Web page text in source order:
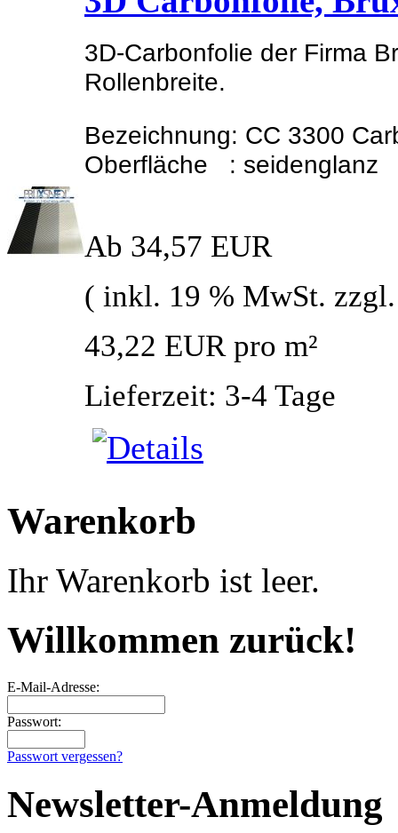
3D-Carbonfolie der Firma
Rollenbreite.
Bezeichnung: CC 3300
Oberfläche : seidenglanz
Ab 34,57 EUR
( inkl. 19 % MwSt.
43,22 EUR pro m²
Lieferzeit: 3-4 Tage
Warenkorb
Ihr Warenkorb ist leer.
Willkommen zurück!
E-Mail-Adresse:
Passwort:
Passwort vergessen?
Newsletter-Anmeldung